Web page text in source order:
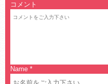
コメント
Name *